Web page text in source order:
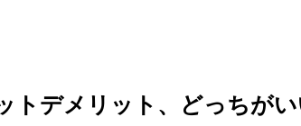
トデメリット、どっちが